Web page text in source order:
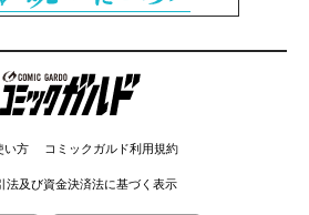
コミックガルド
い方 コミックガルド利用規約
法及び資金決済法に基づく表示